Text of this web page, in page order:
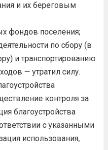
и их береговым
фондов поселения;
по сбору (в
и транспортированию
— утратил силу.
контроля за
благоустройства
с указанными
использования,